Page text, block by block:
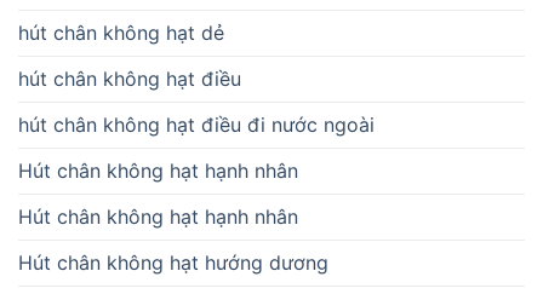
hút chân không hạt dẻ
hút chân không hạt điều
hút chân không hạt điều đi nước ngoài
Hút chân không hạt hạnh nhân
Hút chân không hạt hạnh nhân
Hút chân không hạt hướng dương